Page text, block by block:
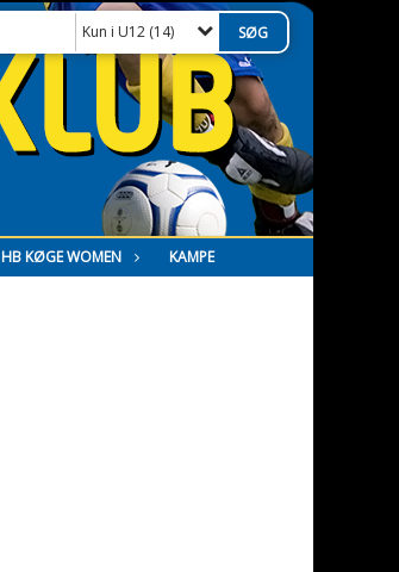
Kun i U12 (14)
HB KØGE WOMEN KAMPE